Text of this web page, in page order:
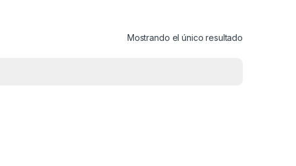
Mostrando el único resultado